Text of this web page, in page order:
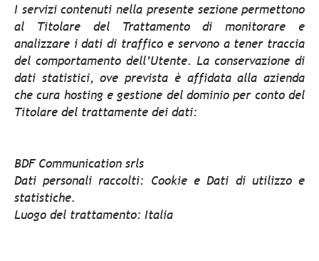
I servizi contenuti nella presente sezione permettono
al Titolare del Trattamento di monitorare e
analizzare i dati di traffico e servono a tener traccia
del comportamento dell’Utente. La conservazione di
dati statistici, ove prevista è affidata alla azienda
che cura hosting e gestione del dominio per conto del
Titolare del trattamente dei dati:
BDF Communication srls
Dati personali raccolti: Cookie e Dati di utilizzo e
statistiche.
Luogo del trattamento: Italia